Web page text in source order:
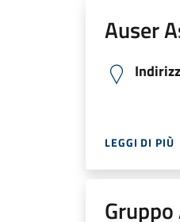
Auser
LEGGI DI PIÙ